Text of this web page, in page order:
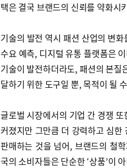
택은 결국 브랜드의 신뢰를 약화시
기술의 발전 역시 패션 산업의 변
수요 예측, 디지털 유통 플랫폼은
기술이 발전하더라도, 패션의 본질
달하기 위한 도구일 뿐, 목적이 될
글로벌 시장에서의 기업 간 경쟁
커졌지만 그만큼 더 강력하고 심
판매하는 것을 넘어, 브랜드의 철
국의 소비자들은 단순한 ‘상품’이